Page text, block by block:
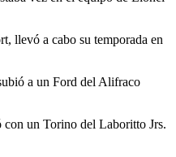
llevó a cabo su temporada en
a un Ford del Alifraco
un Torino del Laboritto Jrs.